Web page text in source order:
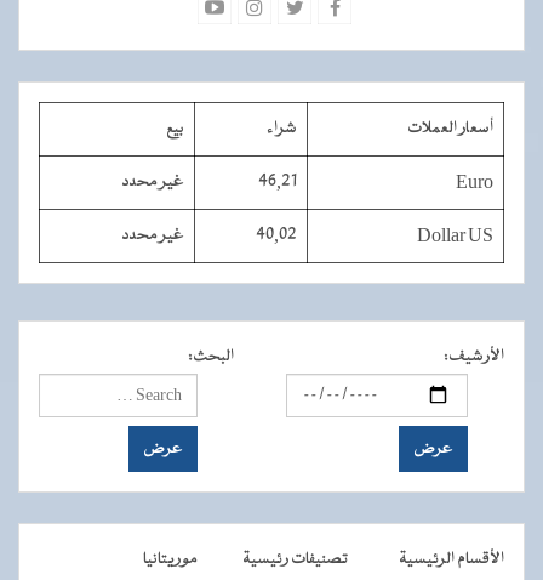
أسعار العملات شراء بيع
Euro
46,21 غير محدد
Dollar US
40,02 غير محدد
الأرشيف: البحث:
الأقسام الرئيسية تصنيفات رئيسية
موريتانيا